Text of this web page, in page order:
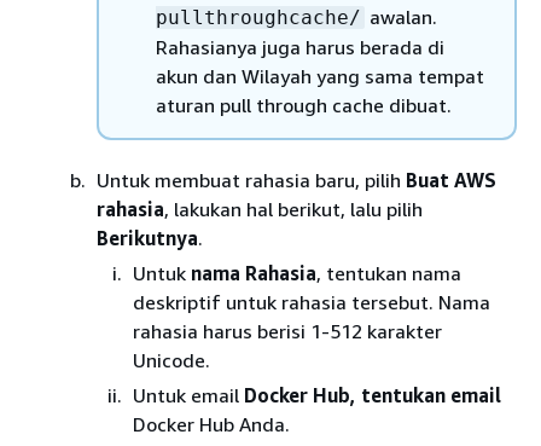
pullthroughcache/ awalan.
Rahasianya juga harus berada di
akun dan Wilayah yang sama tempat
aturan pull through cache dibuat.
Untuk membuat rahasia baru, pilih Buat AWS
rahasia, lakukan hal berikut, lalu pilih
Berikutnya.
Untuk nama Rahasia, tentukan nama
deskriptif untuk rahasia tersebut. Nama
rahasia harus berisi 1-512 karakter
Unicode.
Untuk email Docker Hub, tentukan email
Docker Hub Anda.